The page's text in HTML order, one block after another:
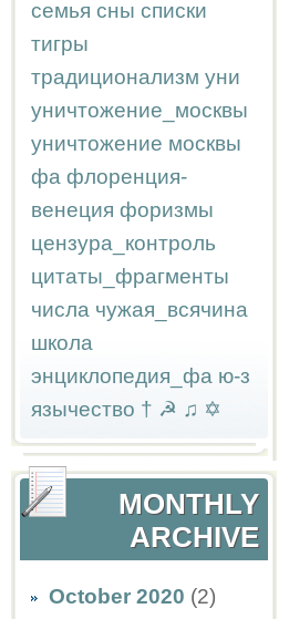
семья сны списки
тигры
традиционализм уни
уничтожение_москвы
уничтожение москвы
фа флоренция-
венеция форизмы
цензура_контроль
цитаты_фрагменты
числа чужая_всячина
школа
энциклопедия_фа ю-з
язычество † ☭ ♫ ✡
MONTHLY
ARCHIVE
October 2020 (2)